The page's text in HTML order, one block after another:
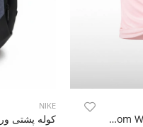
تی شرت ورزشی زنانه نایک Nike Luna Bloom W
NIKE